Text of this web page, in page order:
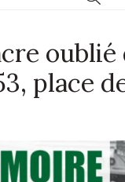
oublié
place